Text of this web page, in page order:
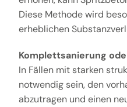
Diese Methode wird
erheblichen
Komplettsanierung
In Fällen mit starken
notwendig sein, den
abzutragen und einen